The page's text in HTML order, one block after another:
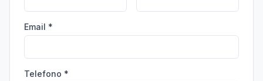
Email *
Telefono *